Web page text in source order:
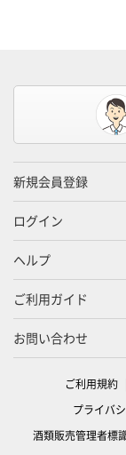
新規会員登録
ログイン
ヘルプ
ご利用ガイド
お問い合わせ
ご利用規約
プライバ
酒類販売管理者標